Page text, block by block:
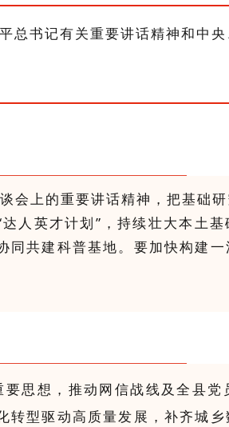
总书记有关重要讲话精神和中
会上的重要讲话精神，把基础
人英才计划”，持续壮大本土
共建科普基地。要加快构建
思想，推动网信战线及全县
转型驱动高质量发展，补齐城